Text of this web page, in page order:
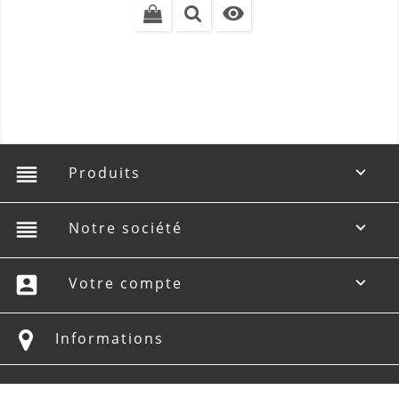

reorder Produits 
reorder Notre société 
account_box Votre compte 
Informations